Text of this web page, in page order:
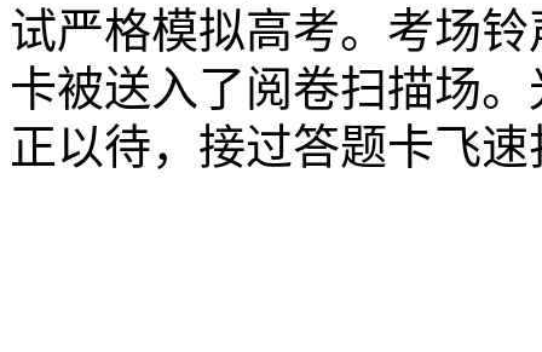
试严格模拟高考。考场
卡被送入了阅卷扫描场
正以待，接过答题卡飞